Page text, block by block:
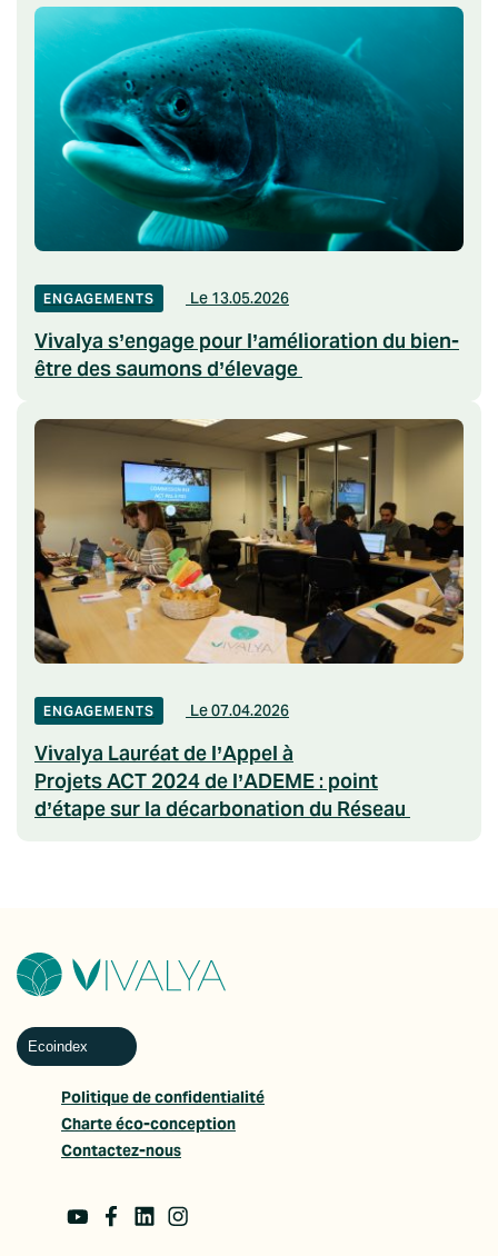
ENGAGEMENTS Le 13.05.2026
Vivalya s’engage pour l’amélioration du bien-
être des saumons d’élevage
ENGAGEMENTS Le 07.04.2026
Vivalya Lauréat de l’Appel à
Projets ACT 2024 de l’ADEME : point
d’étape sur la décarbonation du Réseau
Ecoindex
Politique de confidentialité
Charte éco-conception
Contactez-nous